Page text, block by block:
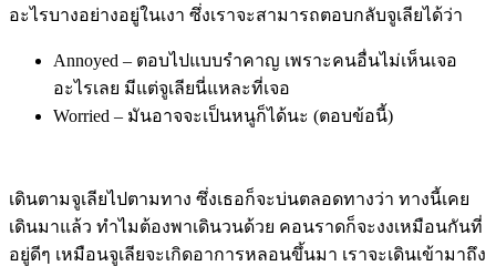
อะไรบางอย่างอยู่ในเงา ซึ่งเราจะสามารถตอบกลับจูเลียได้ว่า
Annoyed – ตอบไปแบบรำคาญ เพราะคนอื่นไม่เห็นเจอ
อะไรเลย มีแต่จูเลียนี่แหละที่เจอ
Worried – มันอาจจะเป็นหนูก็ได้นะ (ตอบข้อนี้)
เดินตามจูเลียไปตามทาง ซึ่งเธอก็จะบ่นตลอดทางว่า ทางนี้เคย
เดินมาแล้ว ทำไมต้องพาเดินวนด้วย คอนราดก็จะงงเหมือนกันที่
อยู่ดีๆ เหมือนจูเลียจะเกิดอาการหลอนขึ้นมา เราจะเดินเข้ามาถึง